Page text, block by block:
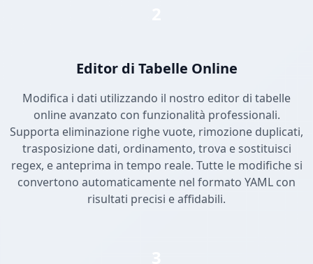
Editor di Tabelle Online
Modifica i dati utilizzando il nostro editor di tabelle
online avanzato con funzionalità professionali.
Supporta eliminazione righe vuote, rimozione duplicati,
trasposizione dati, ordinamento, trova e sostituisci
regex, e anteprima in tempo reale. Tutte le modifiche si
convertono automaticamente nel formato YAML con
risultati precisi e affidabili.